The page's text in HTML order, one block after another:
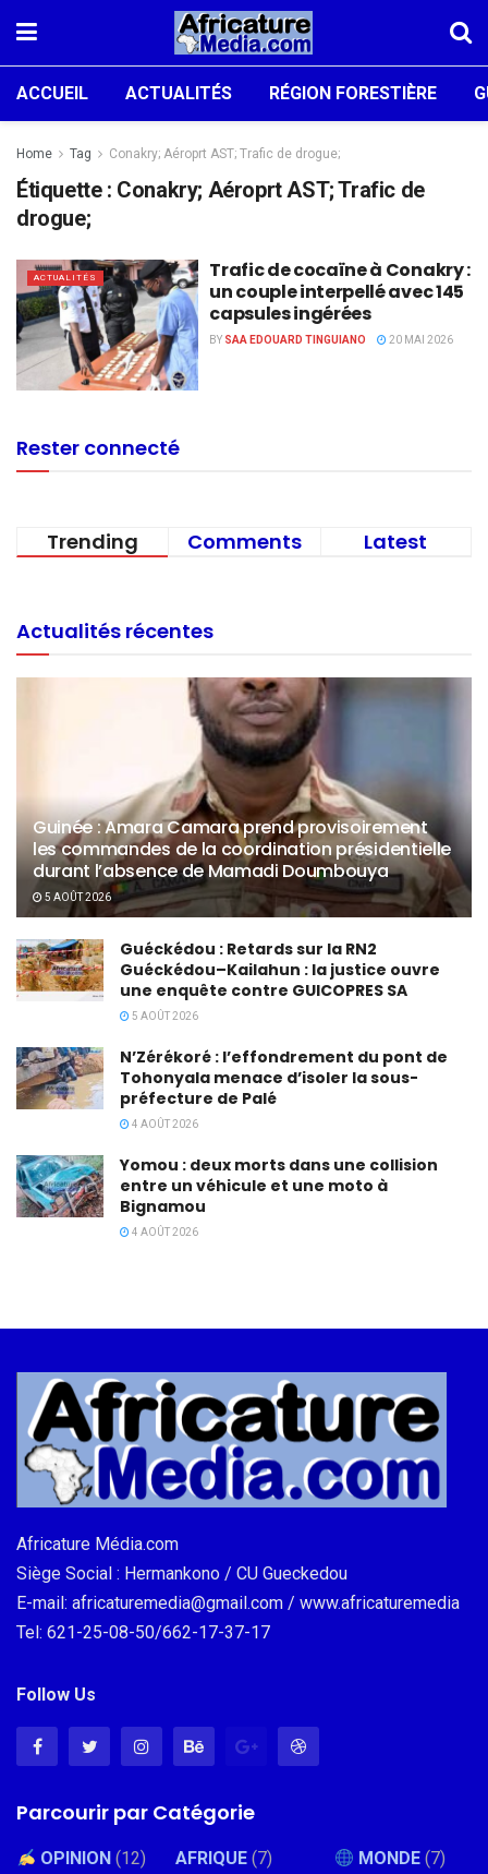
ACCUEIL ACTUALITÉS RÉGION FORESTIÈRE
Home Tag Conakry; Aéroprt AST; Trafic de drogue;
Étiquette : Conakry; Aéroprt AST; Trafic de
drogue;
ACTUALITÉS
Trafic de cocaïne à Conakry :
un couple interpellé avec 145
capsules ingérées
BY SAA EDOUARD TINGUIANO 20 MAI 2026
Rester connecté
Trending Comments Latest
Actualités récentes
Guinée : Amara Camara prend provisoirement
les commandes de la coordination présidentielle
durant l’absence de Mamadi Doumbouya
5 AOÛT 2026
Guéckédou : Retards sur la RN2
Guéckédou–Kailahun : la justice ouvre
une enquête contre GUICOPRES SA
5 AOÛT 2026
N’Zérékoré : l’effondrement du pont de
Tohonyala menace d’isoler la sous-
préfecture de Palé
4 AOÛT 2026
Yomou : deux morts dans une collision
entre un véhicule et une moto à
Bignamou
4 AOÛT 2026
Africature Média.com
Siège Social : Hermankono / CU Gueckedou
E-mail: africaturemedia@gmail.com / www.africaturemedia
Tel: 621-25-08-50/662-17-37-17
Follow Us
Parcourir par Catégorie
OPINION (12) AFRIQUE (7) MONDE (7)